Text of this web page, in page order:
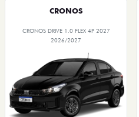
CRONOS
CRONOS DRIVE 1.0 FLEX 4P 2027
2026/2027